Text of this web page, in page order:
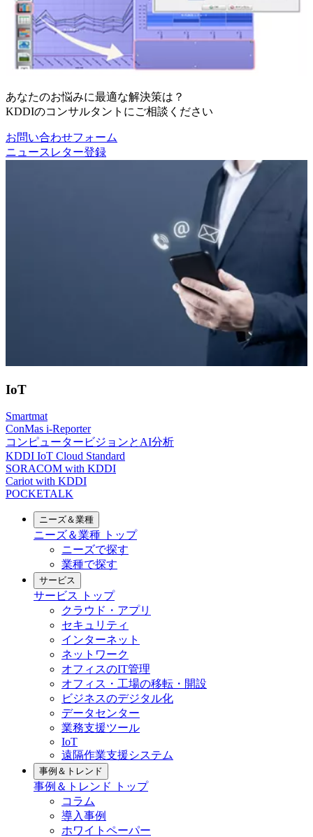
あなたのお悩みに最適な解決策は？
KDDIのコンサルタントにご相談ください
お問い合わせフォーム
ニュースレター登録
IoT
Smartmat
ConMas i-Reporter
コンピュータービジョンとAI分析
KDDI IoT Cloud Standard
SORACOM with KDDI
Cariot with KDDI
POCKETALK
ニーズ＆業種
ニーズ＆業種 トップ
ニーズで探す
業種で探す
サービス
サービス
トップ
クラウド・アプリ
セキュリティ
インターネット
ネットワーク
オフィスのIT管理
オフィス・工場の移転・開設
ビジネスのデジタル化
データセンター
業務支援ツール
IoT
遠隔作業支援システム
事例＆トレンド
事例＆トレンド
トップ
コラム
導入事例
ホワイトペーパー